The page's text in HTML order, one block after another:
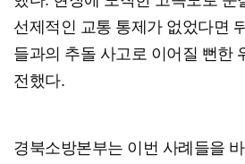
선제적인 교통 통제가 없었다면
들과의 추돌 사고로 이어질 뻔한
전했다.
경북소방본부는 이번 사례들을